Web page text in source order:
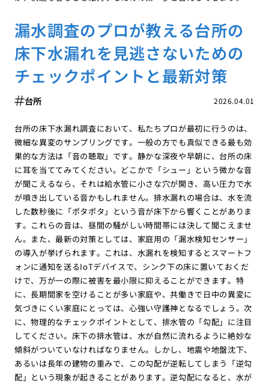
漏水調査のプロが教える台所の
床下水漏れを見逃さないための
チェックポイントと最新対策
2026.04.01
台所
台所の床下水漏れ調査において、私たちプロが最初に行うのは、
微細な異変のサンプリングです。一般の方でも真似できる最も効
果的な方法は「音の聴取」です。静かな深夜や早朝に、台所の床
に耳を当ててみてください。どこかで「シュー」という微かな音
が聞こえるなら、それは給水管に小さな穴が開き、高い圧力で水
が噴き出している音かもしれません。排水漏れの場合は、水を流
した数秒後に「ポタポタ」という音が床下から響くことがありま
す。これらの音は、昼間の騒がしい時間帯には決して聞こえませ
ん。また、最新の対策としては、家庭用の「漏水検知センサー」
の導入が挙げられます。これは、水漏れを検知するとスマートフ
ォンに通知を送るIoTデバイスで、シンク下の床に置いておくだ
けで、万が一の際に被害を最小限に抑えることができます。特
に、長期間家を空けることが多い家庭や、共働きで日中の異変に
気づきにくい家庭にとっては、心強い守護神となるでしょう。次
に、物理的なチェックポイントとして、排水管の「勾配」に注目
してください。床下の排水管は、水が自然に流れるように絶妙な
傾斜がついていなければなりません。しかし、地震や地盤沈下、
あるいは長年の建物の重みで、この勾配が逆転してしまう「逆勾
配」という現象が起きることがあります。逆勾配になると、水が